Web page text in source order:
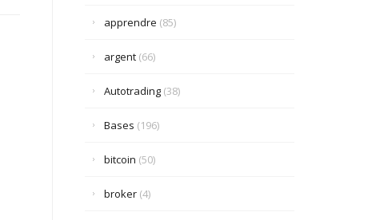
apprendre (85)
argent(66)
Autotrading(38)
Bases (196)
bitcoin (50)
broker(4)